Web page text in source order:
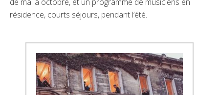
résidence, courts séjours, pendant l’été.